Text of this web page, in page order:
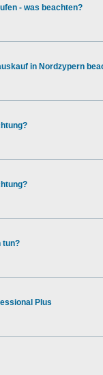
- was beachten?
in Nordzypern
tun?
Plus